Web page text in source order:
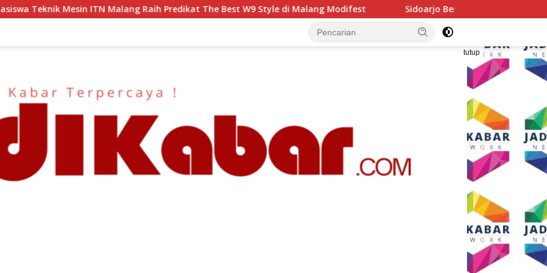
Raih Predikat The Best W9 Style di Malang Modifest Sidoarjo Bersiap Berubah, Sekda Fenny: Perbaikan Tidak Bisa
tutup